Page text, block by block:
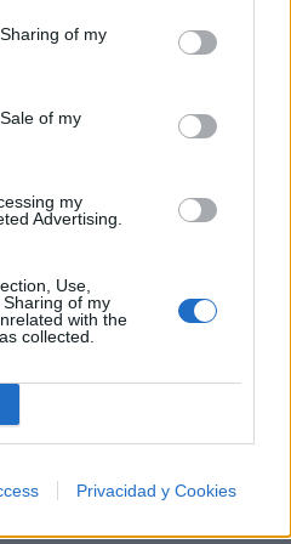
of my
of my
my
Advertising.
Use,
of my
with the
collected.
Privacidad y Cookies
entre los 500 artistas
de esta semana.
TOP Música